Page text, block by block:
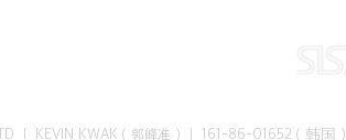
I KEVIN KWAK（郭峰准）｜ 161-86-01652（韩国）